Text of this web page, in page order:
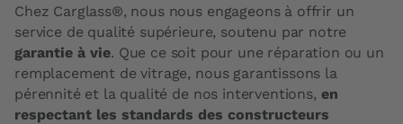
Chez Carglass®, nous nous engageons à offrir un
service de qualité supérieure, soutenu par notre
garantie à vie. Que ce soit pour une réparation ou un
remplacement de vitrage, nous garantissons la
pérennité et la qualité de nos interventions, en
respectant les standards des constructeurs